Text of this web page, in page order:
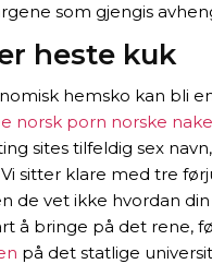
som gjengis
heste kuk
hemsko kan bli
norsk porn norske
sites tilfeldig sex
sitter klare med tre
de vet ikke hvordan
å bringe på det rene,
på det statlige